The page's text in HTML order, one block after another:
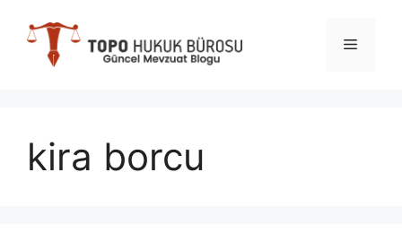
Menü
kira borcu